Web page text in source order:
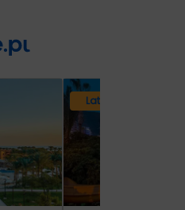
Lato 2026